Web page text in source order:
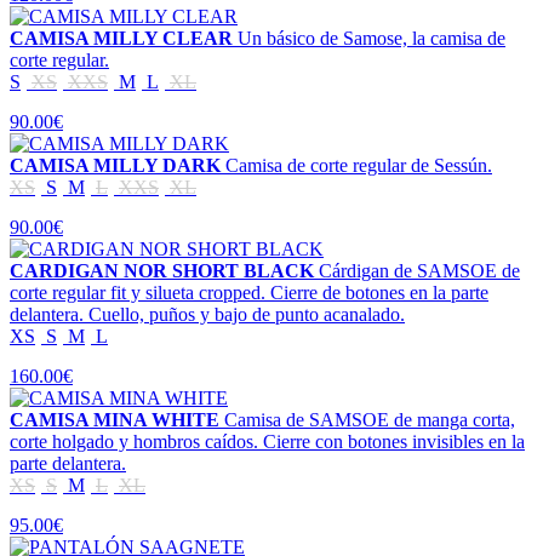
CAMISA MILLY CLEAR Un básico de Samose, la camisa de
corte regular.
S XS XXS M L XL
90.00€
CAMISA MILLY DARK Camisa de corte regular de Sessún.
XS S M L XXS XL
90.00€
CARDIGAN NOR SHORT BLACK Cárdigan de SAMSOE de
corte regular fit y silueta cropped. Cierre de botones en la parte
delantera. Cuello, puños y bajo de punto acanalado.
XS
S M L
160.00€
CAMISA MINA WHITE Camisa de SAMSOE de manga corta,
corte holgado y hombros caídos. Cierre con botones invisibles en la
parte delantera.
XS S M L XL
95.00€